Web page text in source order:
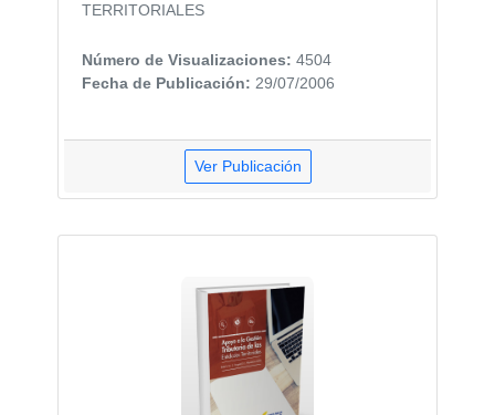
TERRITORIALES
Número de Visualizaciones: 4504
Fecha de Publicación: 29/07/2006
Ver Publicación